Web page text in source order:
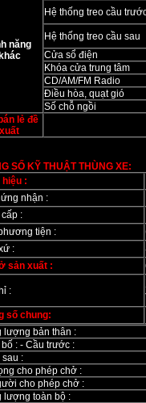
năng
khác
Hệ thống treo cầu
Hệ thống treo cầu sau
Cửa sổ điện
Khóa cửa trung tâm
CD/AM/FM Radio
Điều hòa, quạt gió
Số chỗ ngồi
lẻ đề
xuất
SỐ KỸ THUẬT THÙNG XE:
hiệu :
nhận :
cấp :
tiện :
:
sản xuất :
:
số chung:
lượng bản thân :
bố : - Cầu trước :
sau :
cho phép chở :
cho phép chở :
lượng toàn bộ :